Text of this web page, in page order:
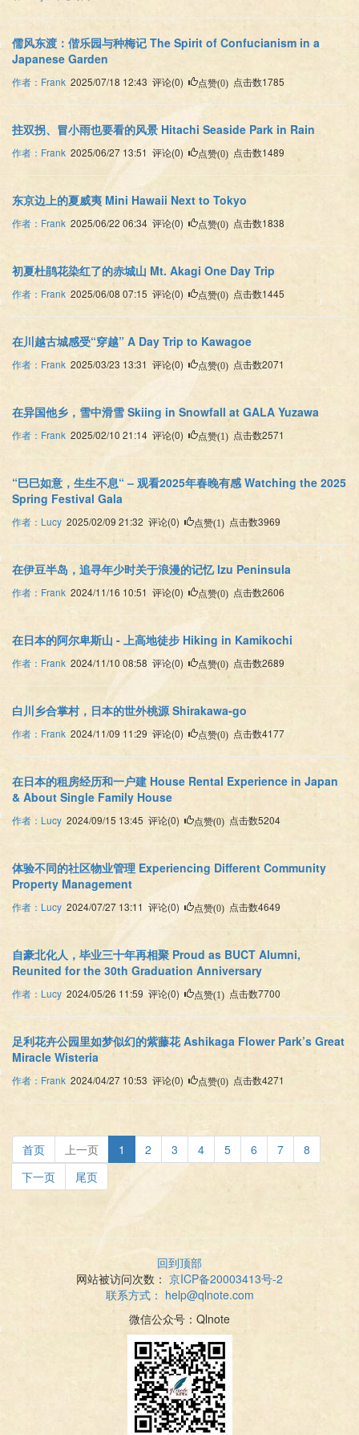
儒风东渡：偕乐园与种梅记 The Spirit of Confucianism in a
Japanese Garden
作者：Frank 2025/07/18 12:43 评论(0) 点赞(0) 点击数1785
拄双拐、冒小雨也要看的风景 Hitachi Seaside Park in Rain
作者：Frank 2025/06/27 13:51 评论(0) 点赞(0) 点击数1489
东京边上的夏威夷 Mini Hawaii Next to Tokyo
作者：Frank 2025/06/22 06:34 评论(0) 点赞(0) 点击数1838
初夏杜鹃花染红了的赤城山 Mt. Akagi One Day Trip
作者：Frank 2025/06/08 07:15 评论(0) 点赞(0) 点击数1445
在川越古城感受“穿越” A Day Trip to Kawagoe
作者：Frank 2025/03/23 13:31 评论(0) 点赞(0) 点击数2071
在异国他乡，雪中滑雪 Skiing in Snowfall at GALA Yuzawa
作者：Frank 2025/02/10 21:14 评论(0) 点赞(1) 点击数2571
“巳巳如意，生生不息“ – 观看2025年春晚有感 Watching the 2025
Spring Festival Gala
作者：Lucy 2025/02/09 21:32 评论(0) 点赞(1) 点击数3969
在伊豆半岛，追寻年少时关于浪漫的记忆 Izu Peninsula
作者：Frank 2024/11/16 10:51 评论(0) 点赞(0) 点击数2606
在日本的阿尔卑斯山 - 上高地徒步 Hiking in Kamikochi
作者：Frank 2024/11/10 08:58 评论(0) 点赞(0) 点击数2689
白川乡合掌村，日本的世外桃源 Shirakawa-go
作者：Frank 2024/11/09 11:29 评论(0) 点赞(0) 点击数4177
在日本的租房经历和一户建 House Rental Experience in Japan
& About Single Family House
作者：Lucy 2024/09/15 13:45 评论(0) 点赞(0) 点击数5204
体验不同的社区物业管理 Experiencing Different Community
Property Management
作者：Lucy 2024/07/27 13:11 评论(0) 点赞(0) 点击数4649
自豪北化人，毕业三十年再相聚 Proud as BUCT Alumni,
Reunited for the 30th Graduation Anniversary
作者：Lucy 2024/05/26 11:59 评论(0) 点赞(1) 点击数7700
足利花卉公园里如梦似幻的紫藤花 Ashikaga Flower Park’s Great
Miracle Wisteria
作者：Frank 2024/04/27 10:53 评论(0) 点赞(0) 点击数4271
首页 上一页 1 2 3 4 5 6 7
8
下一页
尾页
回到顶部
网站被访问次数： 京ICP备20003413号-2
联系方式： help@qlnote.com
微信公众号：Qlnote